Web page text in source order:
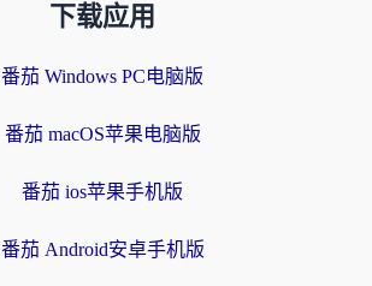
下载应用
番茄 Windows PC电脑版
番茄 macOS苹果电脑版
番茄 ios苹果手机版
番茄 Android安卓手机版